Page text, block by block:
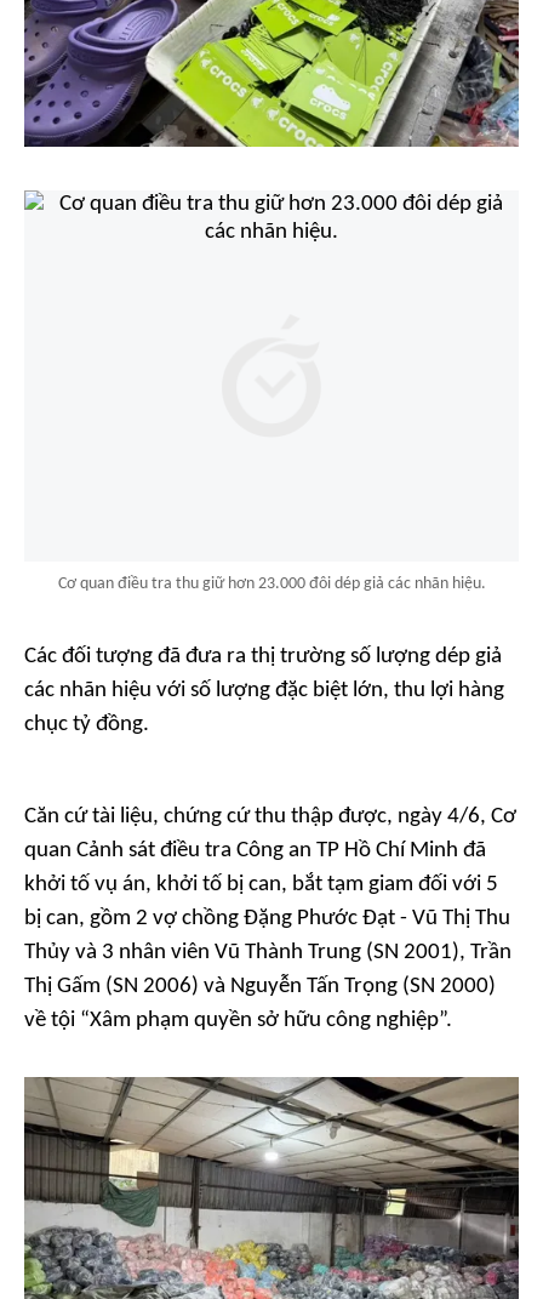
Cơ quan điều tra thu giữ hơn 23.000 đôi dép giả các nhãn hiệu.
Các đối tượng đã đưa ra thị trường số lượng dép giả
các nhãn hiệu với số lượng đặc biệt lớn, thu lợi hàng
chục tỷ đồng.
Căn cứ tài liệu, chứng cứ thu thập được, ngày 4/6, Cơ
quan Cảnh sát điều tra Công an TP Hồ Chí Minh đã
khởi tố vụ án, khởi tố bị can, bắt tạm giam đối với 5
bị can, gồm 2 vợ chồng Đặng Phước Đạt - Vũ Thị Thu
Thủy và 3 nhân viên Vũ Thành Trung (SN 2001), Trần
Thị Gấm (SN 2006) và Nguyễn Tấn Trọng (SN 2000)
về tội “Xâm phạm quyền sở hữu công nghiệp”.